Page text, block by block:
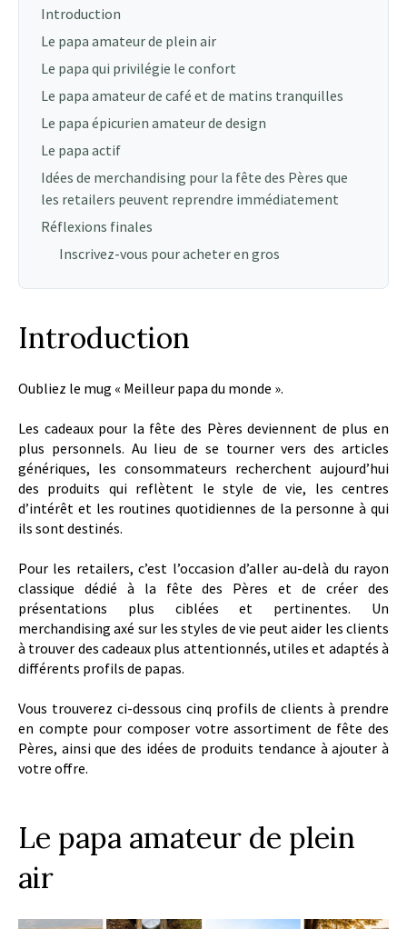
Introduction
Le papa amateur de plein air
Le papa qui privilégie le confort
Le papa amateur de café et de matins tranquilles
Le papa épicurien amateur de design
Le papa actif
Idées de merchandising pour la fête des Pères que
les retailers peuvent reprendre immédiatement
Réflexions finales
Inscrivez-vous pour acheter en gros
Introduction
Oubliez le mug « Meilleur papa du monde ».
Les cadeaux pour la fête des Pères deviennent de plus en
plus personnels. Au lieu de se tourner vers des articles
génériques, les consommateurs recherchent aujourd’hui
des produits qui reflètent le style de vie, les centres
d’intérêt et les routines quotidiennes de la personne à qui
ils sont destinés.
Pour les retailers, c’est l’occasion d’aller au-delà du rayon
classique dédié à la fête des Pères et de créer des
présentations plus ciblées et pertinentes. Un
merchandising axé sur les styles de vie peut aider les clients
à trouver des cadeaux plus attentionnés, utiles et adaptés à
différents profils de papas.
Vous trouverez ci-dessous cinq profils de clients à prendre
en compte pour composer votre assortiment de fête des
Pères, ainsi que des idées de produits tendance à ajouter à
votre offre.
Le papa amateur de plein
air